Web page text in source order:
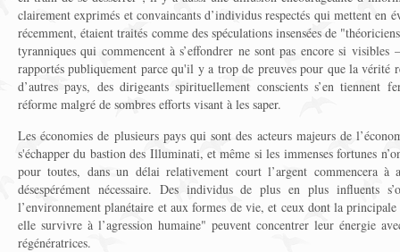
clairement exprimés et convaincants d’individus respectés qui mettent en
récemment, étaient traités comme des spéculations insensées de
tyranniques qui commencent à s’effondrer ne sont pas encore si
rapportés publiquement parce qu'il y a trop de preuves pour que la
d’autres pays, des dirigeants spirituellement conscients s’en tiennent
réforme malgré de sombres efforts visant à les saper.
Les économies de plusieurs pays qui sont des acteurs majeurs de
s'échapper du bastion des Illuminati, et même si les immenses fortunes
pour toutes, dans un délai relativement court l’argent commencera
désespérément nécessaire. Des individus de plus en plus influents
l’environnement planétaire et aux formes de vie, et ceux dont la
elle survivre à l’agression humaine" peuvent concentrer leur énergie
régénératrices.